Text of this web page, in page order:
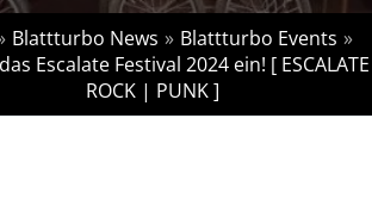
Blattturbo News
Blattturbo Events
Festival 2024 ein! [ ESCALATE
ROCK | PUNK ]